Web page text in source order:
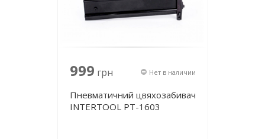
999 грн Нет в наличии
Пневматичний цвяхозабивач
INTERTOOL PT-1603